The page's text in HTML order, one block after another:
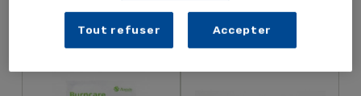
Compresse Anti-Brûlure
BURNCARE 20x20cm
Pince À Écharde 11cm
Tout refuser Accepter